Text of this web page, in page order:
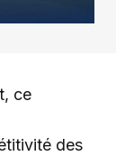
ce
des